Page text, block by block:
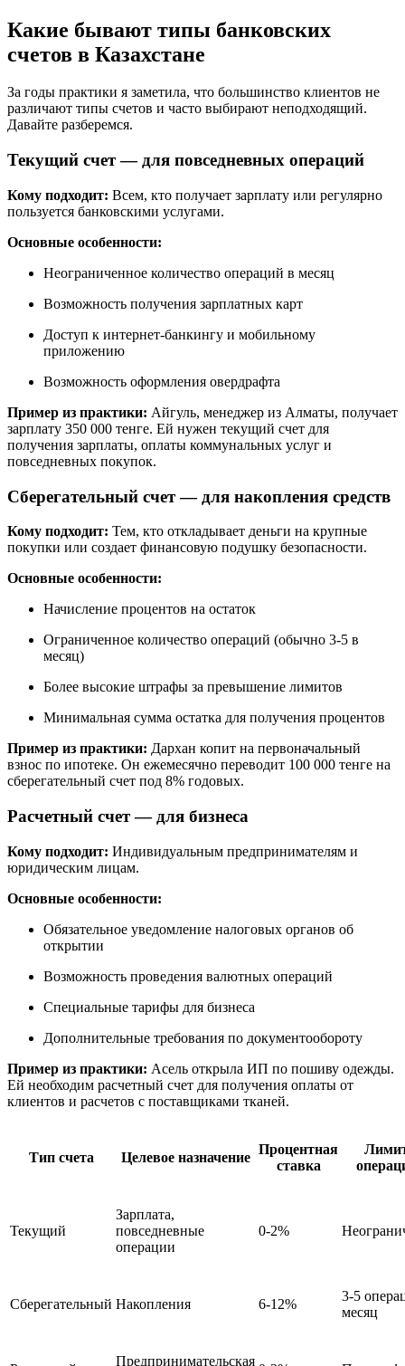
Какие бывают типы банковских
счетов в Казахстане
За годы практики я заметила, что большинство клиентов не
различают типы счетов и часто выбирают неподходящий.
Давайте разберемся.
Текущий счет — для повседневных операций
Кому подходит: Всем, кто получает зарплату или регулярно
пользуется банковскими услугами.
Основные особенности:
Неограниченное количество операций в месяц
Возможность получения зарплатных карт
Доступ к интернет-банкингу и мобильному
приложению
Возможность оформления овердрафта
Пример из практики: Айгуль, менеджер из Алматы, получает
зарплату 350 000 тенге. Ей нужен текущий счет для
получения зарплаты, оплаты коммунальных услуг и
повседневных покупок.
Сберегательный счет — для накопления средств
Кому подходит: Тем, кто откладывает деньги на крупные
покупки или создает финансовую подушку безопасности.
Основные особенности:
Начисление процентов на остаток
Ограниченное количество операций (обычно 3-5 в
месяц)
Более высокие штрафы за превышение лимитов
Минимальная сумма остатка для получения процентов
Пример из практики: Дархан копит на первоначальный
взнос по ипотеке. Он ежемесячно переводит 100 000 тенге на
сберегательный счет под 8% годовых.
Расчетный счет — для бизнеса
Кому подходит: Индивидуальным предпринимателям и
юридическим лицам.
Основные особенности:
Обязательное уведомление налоговых органов об
открытии
Возможность проведения валютных операций
Специальные тарифы для бизнеса
Дополнительные требования по документообороту
Пример из практики: Асель открыла ИП по пошиву одежды.
Ей необходим расчетный счет для получения оплаты от
клиентов и расчетов с поставщиками тканей.
Тип счета Целевое назначение
Процентная
ставка
Текущий
Зарплата,
повседневные
операции
0-2%
Сберегательный Накопления 6-12%
3-5
месяц
Предпринимательская